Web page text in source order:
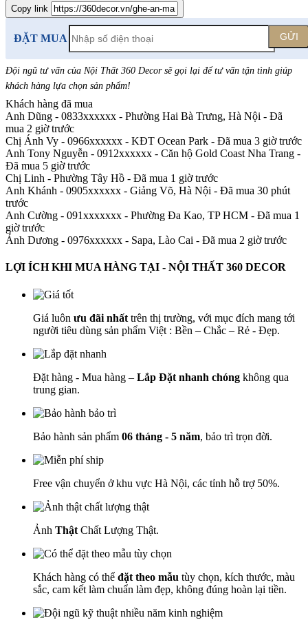
Copy link
ĐẶT MUA GỬI
Đội ngũ tư vấn của Nội Thất 360 Decor sẽ gọi lại để tư vấn tận tình giúp
khách hàng lựa chọn sản phẩm!
Khách hàng đã mua
Anh Dũng - 0833xxxxxx - Phường Hai Bà Trưng, Hà Nội - Đã
mua 2 giờ trước
Chị Ánh Vy - 0966xxxxxx - KĐT Ocean Park - Đã mua 3 giờ trước
Anh Tony Nguyễn - 0912xxxxxx - Căn hộ Gold Coast Nha Trang -
Đã mua 5 giờ trước
Chị Linh - Phường Tây Hồ - Đã mua 1 giờ trước
Anh Khánh - 0905xxxxxx - Giảng Võ, Hà Nội - Đã mua 30 phút
trước
Anh Cường - 091xxxxxxx - Phường Đa Kao, TP HCM - Đã mua 1
giờ trước
Ánh Dương - 0976xxxxxx - Sapa, Lào Cai - Đã mua 2 giờ trước
LỢI ÍCH KHI MUA HÀNG TẠI - NỘI THẤT 360 DECOR
Giá luôn ưu đãi nhất trên thị trường, với mục đích mang tới
người tiêu dùng sản phẩm Việt : Bền – Chắc – Rẻ - Đẹp.
Đặt hàng - Mua hàng – Lắp Đặt nhanh chóng không qua
trung gian.
Bảo hành sản phẩm 06 tháng - 5 năm, bảo trì trọn đời.
Free vận chuyển ở khu vực Hà Nội, các tỉnh hỗ trợ 50%.
Ảnh Thật Chất Lượng Thật.
Khách hàng có thể đặt theo mẫu tùy chọn, kích thước, màu
sắc, cam kết làm chuẩn làm đẹp, không đúng hoàn lại tiền.